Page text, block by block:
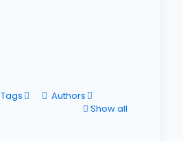
Tags
Authors
Show all